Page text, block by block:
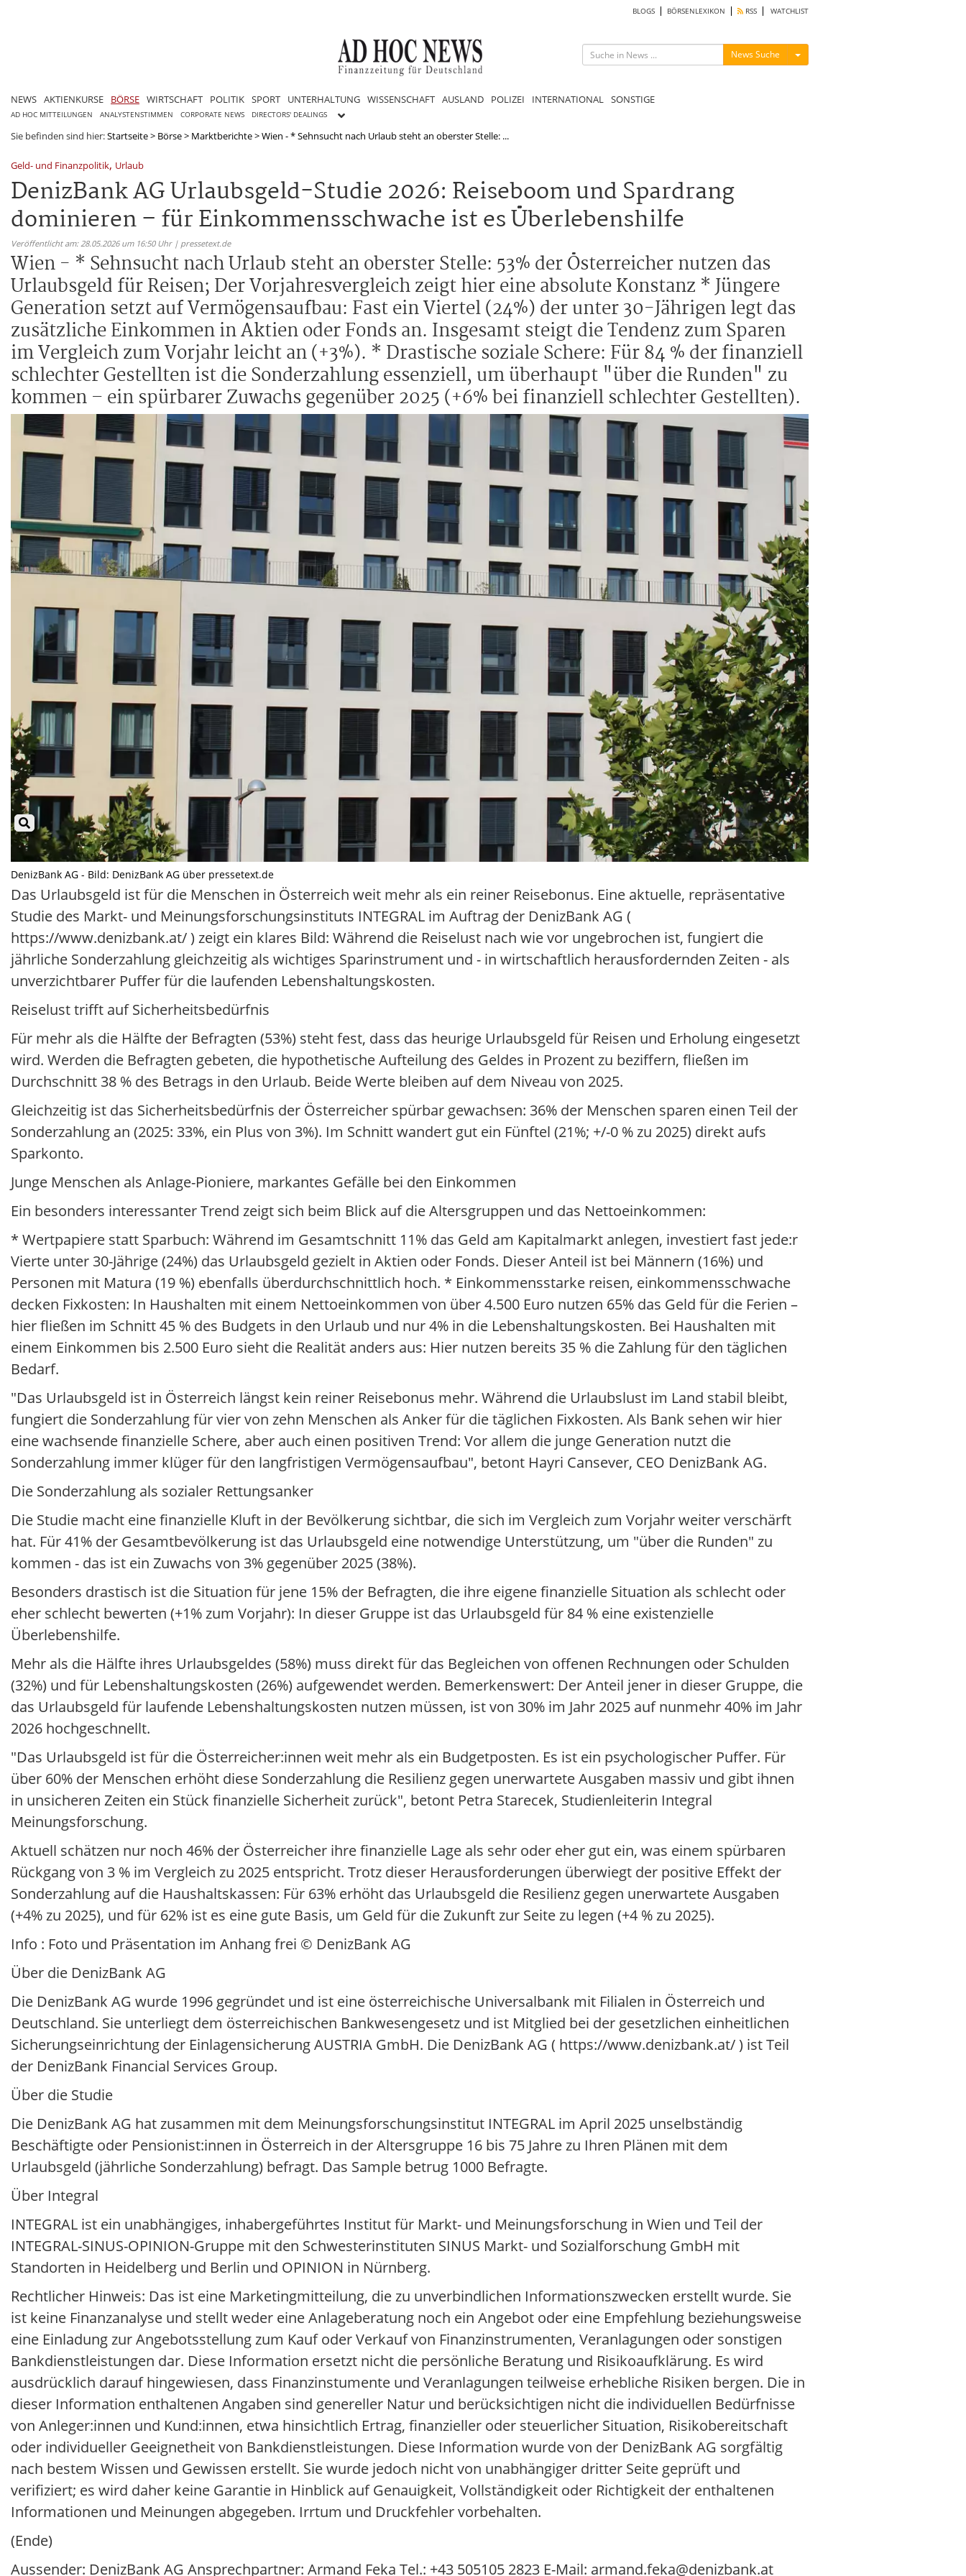
BLOGS BÖRSENLEXIKON RSS WATCHLIST
News Suche Menü ein-/ausblenden
NEWS AKTIENKURSE BÖRSE WIRTSCHAFT POLITIK SPORT UNTERHALTUNG WISSENSCHAFT AUSLAND POLIZEI INTERNATIONAL SONSTIGE
AD HOC MITTEILUNGEN ANALYSTENSTIMMEN CORPORATE NEWS DIRECTORS' DEALINGS
Sie befinden sind hier:Startseite> Börse> Marktberichte>Wien - * Sehnsucht nach Urlaub steht an oberster Stelle: ...
Geld- und Finanzpolitik, Urlaub
DenizBank AG Urlaubsgeld-Studie 2026: Reiseboom und Spardrang
dominieren – für Einkommensschwache ist es Überlebenshilfe
Veröffentlicht am: 28.05.2026 um 16:50 Uhr | pressetext.de
Wien - * Sehnsucht nach Urlaub steht an oberster Stelle: 53% der Österreicher nutzen das
Urlaubsgeld für Reisen; Der Vorjahresvergleich zeigt hier eine absolute Konstanz * Jüngere
Generation setzt auf Vermögensaufbau: Fast ein Viertel (24%) der unter 30-Jährigen legt das
zusätzliche Einkommen in Aktien oder Fonds an. Insgesamt steigt die Tendenz zum Sparen
im Vergleich zum Vorjahr leicht an (+3%). * Drastische soziale Schere: Für 84 % der finanziell
schlechter Gestellten ist die Sonderzahlung essenziell, um überhaupt "über die Runden" zu
kommen – ein spürbarer Zuwachs gegenüber 2025 (+6% bei finanziell schlechter Gestellten).
DenizBank AG - Bild: DenizBank AG über pressetext.de
Das Urlaubsgeld ist für die Menschen in Österreich weit mehr als ein reiner Reisebonus. Eine aktuelle, repräsentative
Studie des Markt- und Meinungsforschungsinstituts INTEGRAL im Auftrag der DenizBank AG (
https://www.denizbank.at/ ) zeigt ein klares Bild: Während die Reiselust nach wie vor ungebrochen ist, fungiert die
jährliche Sonderzahlung gleichzeitig als wichtiges Sparinstrument und - in wirtschaftlich herausfordernden Zeiten - als
unverzichtbarer Puffer für die laufenden Lebenshaltungskosten.
Reiselust trifft auf Sicherheitsbedürfnis
Für mehr als die Hälfte der Befragten (53%) steht fest, dass das heurige Urlaubsgeld für Reisen und Erholung eingesetzt
wird. Werden die Befragten gebeten, die hypothetische Aufteilung des Geldes in Prozent zu beziffern, fließen im
Durchschnitt 38 % des Betrags in den Urlaub. Beide Werte bleiben auf dem Niveau von 2025.
Gleichzeitig ist das Sicherheitsbedürfnis der Österreicher spürbar gewachsen: 36% der Menschen sparen einen Teil der
Sonderzahlung an (2025: 33%, ein Plus von 3%). Im Schnitt wandert gut ein Fünftel (21%; +/-0 % zu 2025) direkt aufs
Sparkonto.
Junge Menschen als Anlage-Pioniere, markantes Gefälle bei den Einkommen
Ein besonders interessanter Trend zeigt sich beim Blick auf die Altersgruppen und das Nettoeinkommen:
* Wertpapiere statt Sparbuch: Während im Gesamtschnitt 11% das Geld am Kapitalmarkt anlegen, investiert fast jede:r
Vierte unter 30-Jährige (24%) das Urlaubsgeld gezielt in Aktien oder Fonds. Dieser Anteil ist bei Männern (16%) und
Personen mit Matura (19 %) ebenfalls überdurchschnittlich hoch. * Einkommensstarke reisen, einkommensschwache
decken Fixkosten: In Haushalten mit einem Nettoeinkommen von über 4.500 Euro nutzen 65% das Geld für die Ferien –
hier fließen im Schnitt 45 % des Budgets in den Urlaub und nur 4% in die Lebenshaltungskosten. Bei Haushalten mit
einem Einkommen bis 2.500 Euro sieht die Realität anders aus: Hier nutzen bereits 35 % die Zahlung für den täglichen
Bedarf.
"Das Urlaubsgeld ist in Österreich längst kein reiner Reisebonus mehr. Während die Urlaubslust im Land stabil bleibt,
fungiert die Sonderzahlung für vier von zehn Menschen als Anker für die täglichen Fixkosten. Als Bank sehen wir hier
eine wachsende finanzielle Schere, aber auch einen positiven Trend: Vor allem die junge Generation nutzt die
Sonderzahlung immer klüger für den langfristigen Vermögensaufbau", betont Hayri Cansever, CEO DenizBank AG.
Die Sonderzahlung als sozialer Rettungsanker
Die Studie macht eine finanzielle Kluft in der Bevölkerung sichtbar, die sich im Vergleich zum Vorjahr weiter verschärft
hat. Für 41% der Gesamtbevölkerung ist das Urlaubsgeld eine notwendige Unterstützung, um "über die Runden" zu
kommen - das ist ein Zuwachs von 3% gegenüber 2025 (38%).
Besonders drastisch ist die Situation für jene 15% der Befragten, die ihre eigene finanzielle Situation als schlecht oder
eher schlecht bewerten (+1% zum Vorjahr): In dieser Gruppe ist das Urlaubsgeld für 84 % eine existenzielle
Überlebenshilfe.
Mehr als die Hälfte ihres Urlaubsgeldes (58%) muss direkt für das Begleichen von offenen Rechnungen oder Schulden
(32%) und für Lebenshaltungskosten (26%) aufgewendet werden. Bemerkenswert: Der Anteil jener in dieser Gruppe, die
das Urlaubsgeld für laufende Lebenshaltungskosten nutzen müssen, ist von 30% im Jahr 2025 auf nunmehr 40% im Jahr
2026 hochgeschnellt.
"Das Urlaubsgeld ist für die Österreicher:innen weit mehr als ein Budgetposten. Es ist ein psychologischer Puffer. Für
über 60% der Menschen erhöht diese Sonderzahlung die Resilienz gegen unerwartete Ausgaben massiv und gibt ihnen
in unsicheren Zeiten ein Stück finanzielle Sicherheit zurück", betont Petra Starecek, Studienleiterin Integral
Meinungsforschung.
Aktuell schätzen nur noch 46% der Österreicher ihre finanzielle Lage als sehr oder eher gut ein, was einem spürbaren
Rückgang von 3 % im Vergleich zu 2025 entspricht. Trotz dieser Herausforderungen überwiegt der positive Effekt der
Sonderzahlung auf die Haushaltskassen: Für 63% erhöht das Urlaubsgeld die Resilienz gegen unerwartete Ausgaben
(+4% zu 2025), und für 62% ist es eine gute Basis, um Geld für die Zukunft zur Seite zu legen (+4 % zu 2025).
Info : Foto und Präsentation im Anhang frei © DenizBank AG
Über die DenizBank AG
Die DenizBank AG wurde 1996 gegründet und ist eine österreichische Universalbank mit Filialen in Österreich und
Deutschland. Sie unterliegt dem österreichischen Bankwesengesetz und ist Mitglied bei der gesetzlichen einheitlichen
Sicherungseinrichtung der Einlagensicherung AUSTRIA GmbH. Die DenizBank AG ( https://www.denizbank.at/ ) ist Teil
der DenizBank Financial Services Group.
Über die Studie
Die DenizBank AG hat zusammen mit dem Meinungsforschungsinstitut INTEGRAL im April 2025 unselbständig
Beschäftigte oder Pensionist:innen in Österreich in der Altersgruppe 16 bis 75 Jahre zu Ihren Plänen mit dem
Urlaubsgeld (jährliche Sonderzahlung) befragt. Das Sample betrug 1000 Befragte.
Über Integral
INTEGRAL ist ein unabhängiges, inhabergeführtes Institut für Markt- und Meinungsforschung in Wien und Teil der
INTEGRAL-SINUS-OPINION-Gruppe mit den Schwesterinstituten SINUS Markt- und Sozialforschung GmbH mit
Standorten in Heidelberg und Berlin und OPINION in Nürnberg.
Rechtlicher Hinweis: Das ist eine Marketingmitteilung, die zu unverbindlichen Informationszwecken erstellt wurde. Sie
ist keine Finanzanalyse und stellt weder eine Anlageberatung noch ein Angebot oder eine Empfehlung beziehungsweise
eine Einladung zur Angebotsstellung zum Kauf oder Verkauf von Finanzinstrumenten, Veranlagungen oder sonstigen
Bankdienstleistungen dar. Diese Information ersetzt nicht die persönliche Beratung und Risikoaufklärung. Es wird
ausdrücklich darauf hingewiesen, dass Finanzinstumente und Veranlagungen teilweise erhebliche Risiken bergen. Die in
dieser Information enthaltenen Angaben sind genereller Natur und berücksichtigen nicht die individuellen Bedürfnisse
von Anleger:innen und Kund:innen, etwa hinsichtlich Ertrag, finanzieller oder steuerlicher Situation, Risikobereitschaft
oder individueller Geeignetheit von Bankdienstleistungen. Diese Information wurde von der DenizBank AG sorgfältig
nach bestem Wissen und Gewissen erstellt. Sie wurde jedoch nicht von unabhängiger dritter Seite geprüft und
verifiziert; es wird daher keine Garantie in Hinblick auf Genauigkeit, Vollständigkeit oder Richtigkeit der enthaltenen
Informationen und Meinungen abgegeben. Irrtum und Druckfehler vorbehalten.
(Ende)
Aussender: DenizBank AG Ansprechpartner: Armand Feka Tel.: +43 505105 2823 E-Mail: armand.feka@denizbank.at